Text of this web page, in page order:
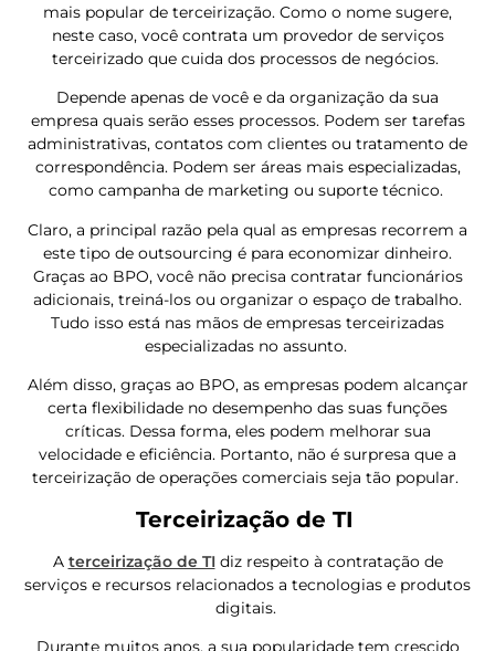
mais popular de terceirização. Como o nome sugere,
neste caso, você contrata um provedor de serviços
terceirizado que cuida dos processos de negócios.
Depende apenas de você e da organização da sua
empresa quais serão esses processos. Podem ser tarefas
administrativas, contatos com clientes ou tratamento de
correspondência. Podem ser áreas mais especializadas,
como campanha de marketing ou suporte técnico.
Claro, a principal razão pela qual as empresas recorrem a
este tipo de outsourcing é para economizar dinheiro.
Graças ao BPO, você não precisa contratar funcionários
adicionais, treiná-los ou organizar o espaço de trabalho.
Tudo isso está nas mãos de empresas terceirizadas
especializadas no assunto.
Além disso, graças ao BPO, as empresas podem alcançar
certa flexibilidade no desempenho das suas funções
críticas. Dessa forma, eles podem melhorar sua
velocidade e eficiência. Portanto, não é surpresa que a
terceirização de operações comerciais seja tão popular.
Terceirização de TI
A terceirização de TIdiz respeito à contratação de
serviços e recursos relacionados a tecnologias e produtos
digitais.
Durante muitos anos, a sua popularidade tem crescido